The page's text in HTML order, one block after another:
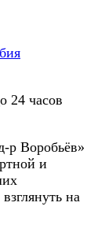
24 часов
р Воробьёв»
и
на